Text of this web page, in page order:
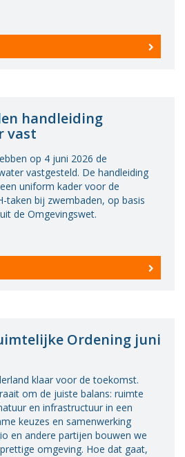
handleiding
vast
op 4 juni 2026 de
vastgesteld. De handleiding
uniform kader voor de
taken bij zwembaden, op basis
de Omgevingswet.
Ordening juni
klaar voor de toekomst.
om de juiste balans: ruimte
en infrastructuur in een
keuzes en samenwerking
en andere partijen bouwen we
omgeving. Hoe dat gaat,